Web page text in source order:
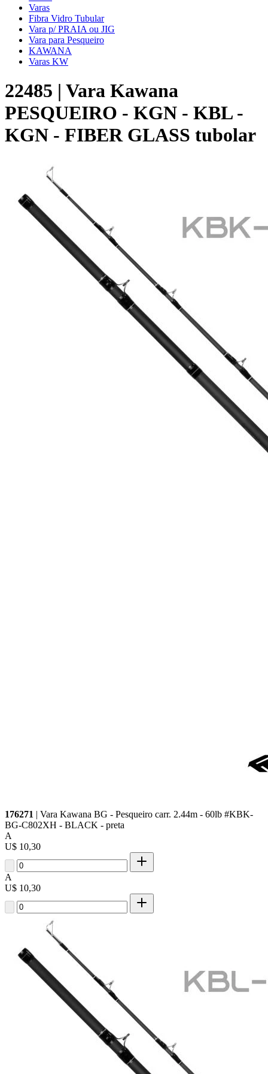
Varas
Fibra Vidro Tubular
Vara p/ PRAIA ou JIG
Vara para Pesqueiro
KAWANA
Varas KW
22485 | Vara Kawana
PESQUEIRO - KGN - KBL -
KGN - FIBER GLASS tubolar
176271 | Vara Kawana BG - Pesqueiro carr. 2.44m - 60lb #KBK-
BG-C802XH - BLACK - preta
A
U$ 10,30
A
U$ 10,30